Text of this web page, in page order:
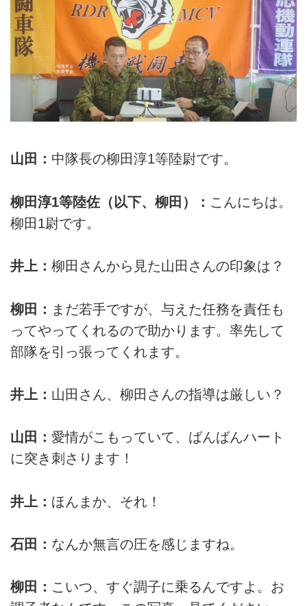
山田： 中隊長の柳田淳1等陸尉です。
柳田淳1等陸佐（以下、柳田）： こんにちは。
柳田1尉です。
井上： 柳田さんから見た山田さんの印象は？
柳田： まだ若手ですが、与えた任務を責任も
ってやってくれるので助かります。率先して
部隊を引っ張ってくれます。
井上： 山田さん、柳田さんの指導は厳しい？
山田： 愛情がこもっていて、ばんばんハート
に突き刺さります！
井上： ほんまか、それ！
石田： なんか無言の圧を感じますね。
柳田： こいつ、すぐ調子に乗るんですよ。お